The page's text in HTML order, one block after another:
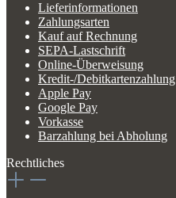
Lieferinformationen
Zahlungsarten
Kauf auf Rechnung
SEPA-Lastschrift
Online-Überweisung
Kredit-/Debitkartenzahlung
Apple Pay
Google Pay
Vorkasse
Barzahlung bei Abholung
Rechtliches